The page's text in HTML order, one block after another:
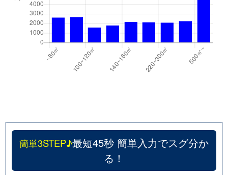
簡単3STEP♪最短45秒 簡単入力でスグ分か
る！